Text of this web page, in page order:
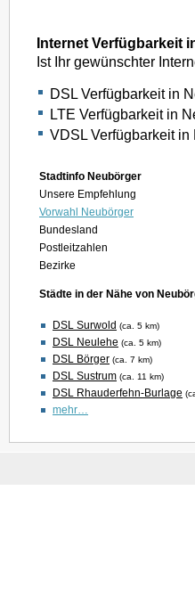
Internet Verfügbarkeit
Ist Ihr gewünschter
DSL Verfügbarkeit in
LTE Verfügbarkeit in
VDSL Verfügbarkeit in
Stadtinfo Neubörger
Unsere Empfehlung
Vorwahl Neubörger
Bundesland
Postleitzahlen
Bezirke
Städte in der Nähe von
DSL Surwold (ca. 5 km)
DSL Neulehe (ca. 5 km)
DSL Börger (ca. 7 km)
DSL Sustrum (ca. 11 km)
DSL Rhauderfehn-Burlage
mehr…